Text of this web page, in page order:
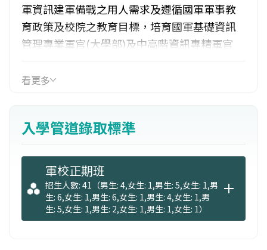
軍資訊建軍備戰之用人需求及遵循國軍軍事教
育政策及校院之教育目標，培育國軍基礎資訊
管理專業軍官(大學部)及中高階資訊專精軍官
此，大學部之課程設計，乃結合基礎理論與專
軍事實務結合，以精進國防資訊管理應用實
務。此外，秉「文題武用、軍研民享」原則，
本系碩士班亦招收民間大學畢業生，以為國家
社會厚植資訊管理專業能量及建立熟稔國防事
務介面之優質人才。
看更多
入學管道錄取標準
軍校正期班
招生人數: 41（男生: 4,女生: 1,男生: 5,女生: 1,男
生: 6,女生: 1,男生: 6,女生: 1,男生: 4,女生: 1,男
生: 5,女生: 1,男生: 2,女生: 1,男生: 1,女生: 1）